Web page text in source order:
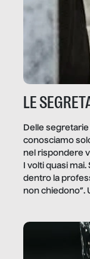
LE
Delle
conosciamo
nel rispondere
I volti quasi
dentro la
non chiedono”.